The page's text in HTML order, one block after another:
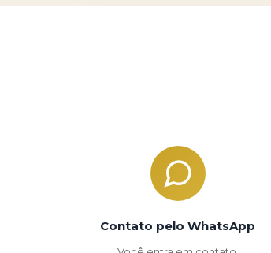
Contato pelo WhatsApp